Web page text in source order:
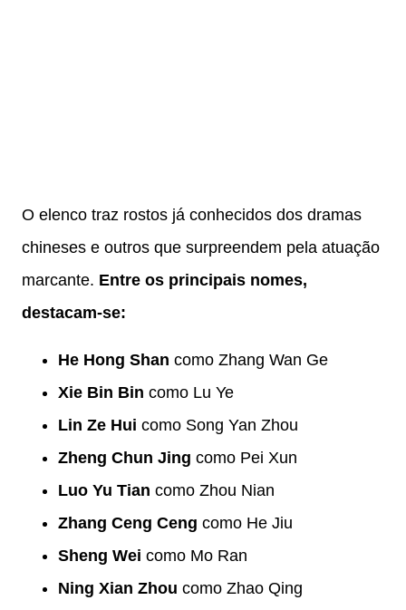
O elenco traz rostos já conhecidos dos dramas
chineses e outros que surpreendem pela atuação
marcante. Entre os principais nomes,
destacam-se:
He Hong Shan como Zhang Wan Ge
Xie Bin Bin como Lu Ye
Lin Ze Hui como Song Yan Zhou
Zheng Chun Jing como Pei Xun
Luo Yu Tian como Zhou Nian
Zhang Ceng Ceng como He Jiu
Sheng Wei como Mo Ran
Ning Xian Zhou como Zhao Qing